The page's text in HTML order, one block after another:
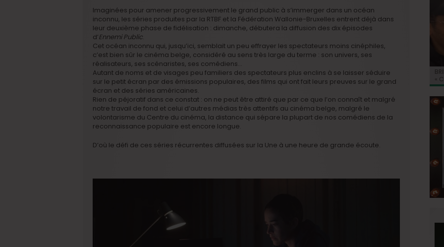
Imaginées pour amener progressivement le grand public à s’immerger dans un océan
inconnu, les séries produites par la RTBF et la Fédération Wallonie-Bruxelles entrent déjà dans
leur deuxième phase de fidélisation : dimanche, débutera la diffusion des dix épisodes
d’Ennemi Public.
Cet océan inconnu qui, jusqu’ici, semblait un peu effrayer les spectateurs moins cinéphiles,
c’est bien sûr le cinéma belge, considéré au sens très large du terme : son univers, ses
réalisateurs, ses scénaristes, ses comédiens…
Autant de noms et de visages peu familiers des spectateurs plus enclins à se laisser séduire
sur le petit écran par des émissions populaires, des films qui ont fait leurs preuves sur le grand
écran et des séries américaines.
Rien de péjoratif dans ce constat : on ne peut être attiré que par ce que l’on connaît et malgré
notre travail de fond et celui d’autres médias très attentifs au cinéma belge, malgré le
volontarisme du Centre du cinéma, la distance qui sépare la plupart de nos comédiens de la
reconnaissance populaire est encore longue.
D’où le défi de ces séries récurrentes diffusées sur la Une à une heure de grande écoute.
«
du
«